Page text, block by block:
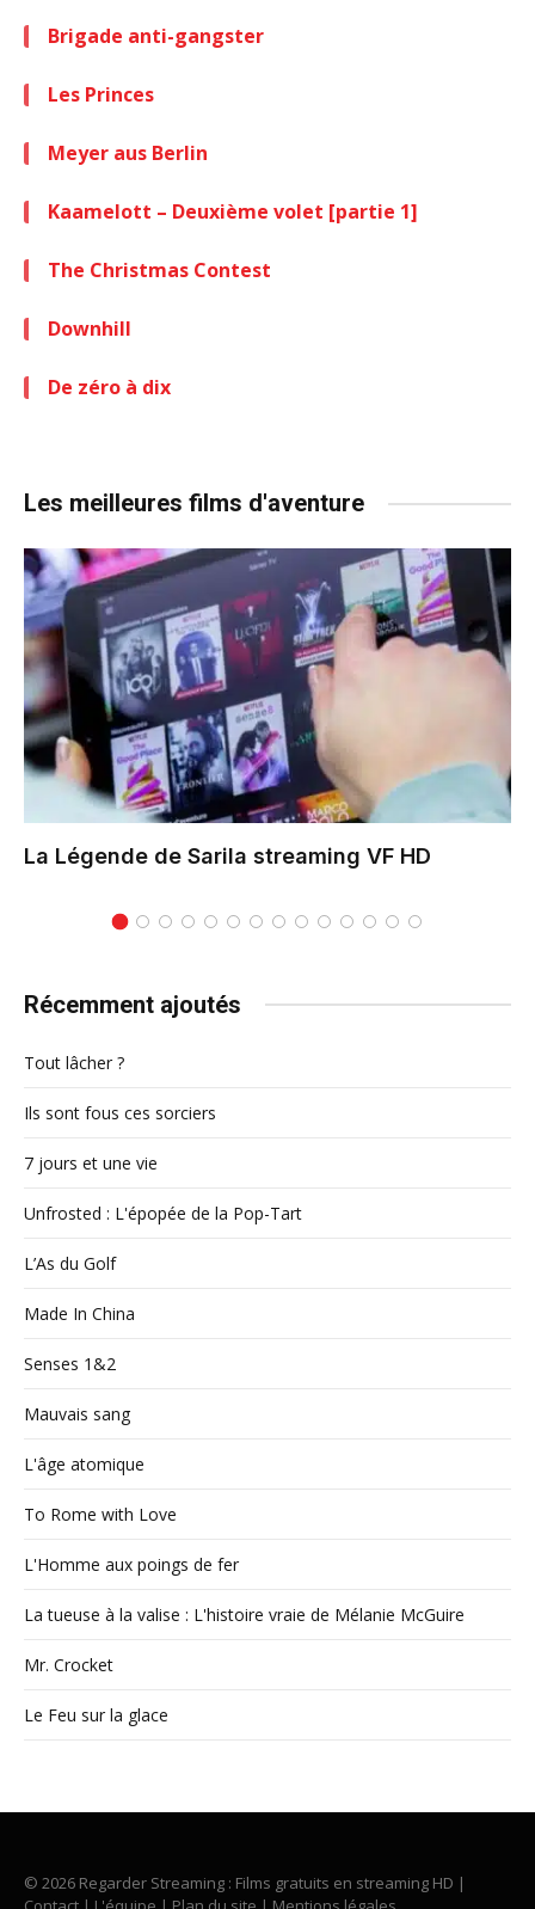
Brigade anti-gangster
Les Princes
Meyer aus Berlin
Kaamelott – Deuxième volet [partie 1]
The Christmas Contest
Downhill
De zéro à dix
Les meilleures films d'aventure
La Légende de Sarila streaming VF HD
Récemment ajoutés
Tout lâcher ?
Ils sont fous ces sorciers
7 jours et une vie
Unfrosted : L'épopée de la Pop-Tart
L’As du Golf
Made In China
Senses 1&2
Mauvais sang
L'âge atomique
To Rome with Love
L'Homme aux poings de fer
La tueuse à la valise : L'histoire vraie de Mélanie McGuire
Mr. Crocket
Le Feu sur la glace
© 2026 Regarder Streaming : Films gratuits en streaming HD |